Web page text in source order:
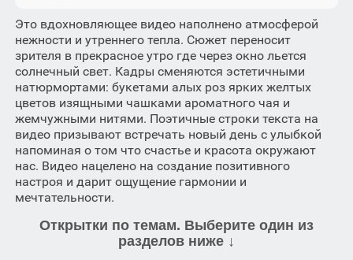
Это вдохновляющее видео наполнено атмосферой
нежности и утреннего тепла. Сюжет переносит
зрителя в прекрасное утро где через окно льется
солнечный свет. Кадры сменяются эстетичными
натюрмортами: букетами алых роз ярких желтых
цветов изящными чашками ароматного чая и
жемчужными нитями. Поэтичные строки текста на
видео призывают встречать новый день с улыбкой
напоминая о том что счастье и красота окружают
нас. Видео нацелено на создание позитивного
настроя и дарит ощущение гармонии и
мечтательности.
Открытки по темам. Выберите один из
разделов ниже ↓